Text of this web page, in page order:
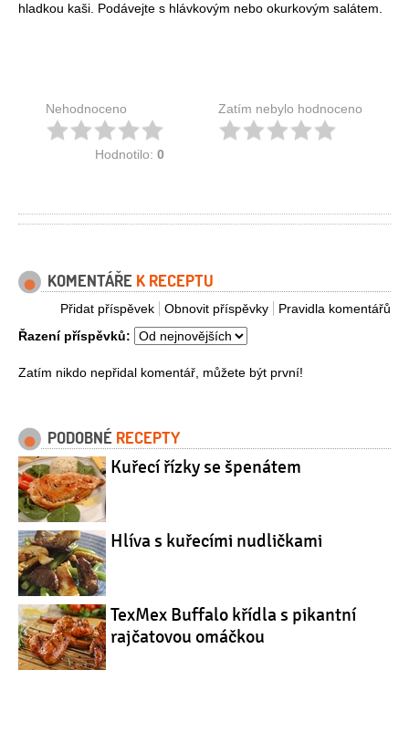
hladkou kaši. Podávejte s hlávkovým nebo okurkovým salátem.
Nehodnoceno
Hodnotilo: 0
Zatím nebylo hodnoceno
KOMENTÁŘE K RECEPTU
Pravidla komentářů
Obnovit příspěvky
Přidat příspěvek
Řazení příspěvků:
Zatím nikdo nepřidal komentář, můžete být první!
PODOBNÉ RECEPTY
Kuřecí řízky se špenátem
Hlíva s kuřecími nudličkami
TexMex Buffalo křídla s pikantní
rajčatovou omáčkou